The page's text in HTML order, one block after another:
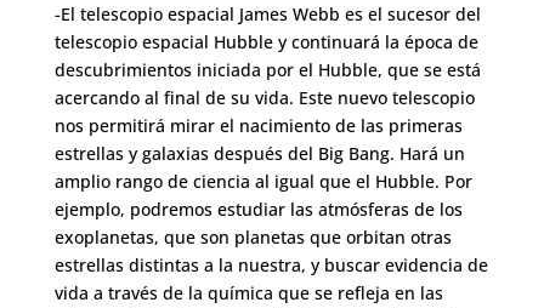
-El telescopio espacial James Webb es el sucesor del
telescopio espacial Hubble y continuará la época de
descubrimientos iniciada por el Hubble, que se está
acercando al final de su vida. Este nuevo telescopio
nos permitirá mirar el nacimiento de las primeras
estrellas y galaxias después del Big Bang. Hará un
amplio rango de ciencia al igual que el Hubble. Por
ejemplo, podremos estudiar las atmósferas de los
exoplanetas, que son planetas que orbitan otras
estrellas distintas a la nuestra, y buscar evidencia de
vida a través de la química que se refleja en las